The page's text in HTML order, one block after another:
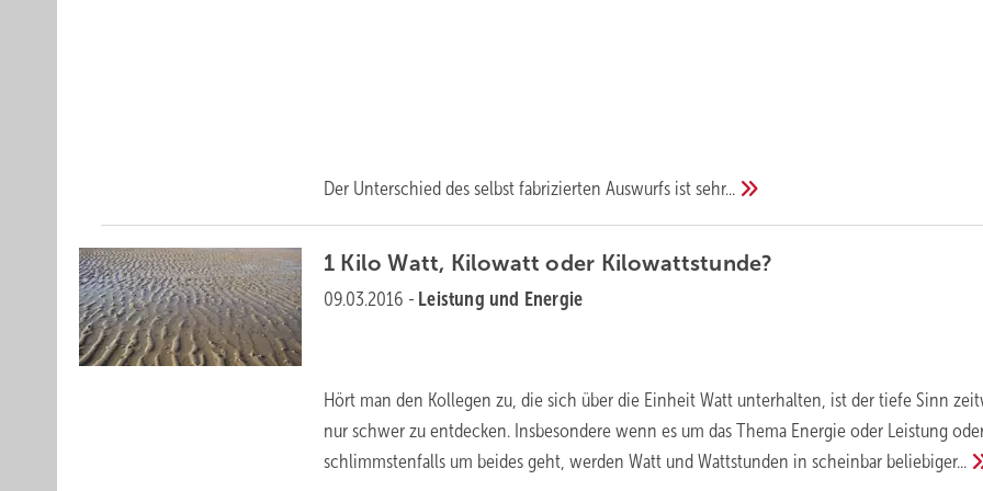
Der Unterschied des selbst fabrizierten Auswurfs istsehr...
1 Kilo Watt, Kilowatt oder Kilowattstunde?
09.03.2016 - Leistung und Energie
Hört man den Kollegen zu, die sich über die Einheit Watt unterhalten, ist der tiefe Sinn
nur schwer zu entdecken. Insbesondere wenn es um das Thema Energie oder Leistung
schlimmstenfalls um beides geht, werden Watt und Wattstunden in scheinbar beliebiger...